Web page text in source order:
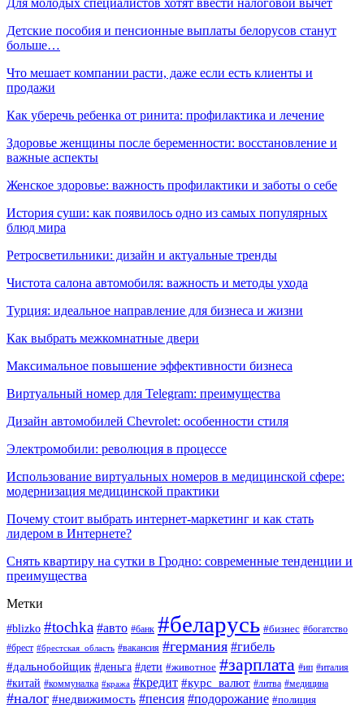
Детские пособия и пенсионные выплаты белорусов станут
больше…
Что мешает компании расти, даже если есть клиенты и
продажи
Как уберечь ребенка от ринита: профилактика и лечение
Здоровье женщины после беременности: восстановление и
важные аспекты
Женское здоровье: важность профилактики и заботы о себе
История суши: как появилось одно из самых популярных
блюд мира
Ретросветильники: дизайн и актуальные тренды
Чистота салона автомобиля: важность и методы ухода
Турция: идеальное направление для бизнеса и жизни
Как выбрать межкомнатные двери
Максимальное повышение эффективности бизнеса
Виртуальный номер для Telegram: преимущества
Дизайн автомобилей Chevrolet: особенности стиля
Электромобили: революция в процессе
Использование виртуальных номеров в медицинской сфере:
модернизация медицинской практики
Почему стоит выбрать интернет-маркетинг и как стать
лидером в Интернете?
Снять квартиру на сутки в Гродно: современные тенденции и
преимущества
Метки
#blizko #tochka #авто #банк #беларусь #бизнес #богатство
#брест #брестская_область #вакансия #германия #гибель
#дальнобойщик #деньга #дети #животное #зарплата #ип #италия
#китай #коммуналка #кража #кредит #курс_валют #литва #медицина
#налог #недвижимость #пенсия #подорожание #полиция